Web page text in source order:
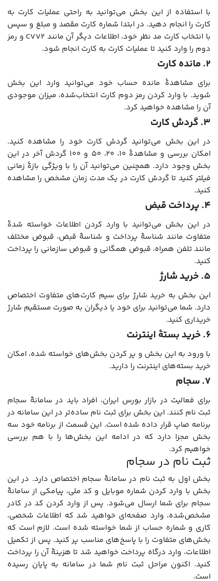
با استفاده از این بخش می‌توانید به راحتی عملیات کارت به
کارت را انجام دهید. در ابتدا شماره کارت مقصد و مبلغ و سپس
با انتخاب کارت مد نظر خود، اطلاعات دیگر آن مانند CVV2 و رمز
دوم را وارد کنید تا عملیات کارت به کارت انجام شود.
۲. مانده کارت
برای مشاهدۀ مانده حساب خود می‌توانید وارد این بخش
شوید. با وارد کردن رمز دوم کارت انتخاب‌شده، میزان موجودی
آن را مشاهده خواهید کرد.
۳. گردش کارت
در این بخش می‌توانید گردش کارت خود را مشاهده کنید.
امکان بررسی و مشاهدۀ ۱۰، ۲۰، ۵۰ و ۱۰۰ گردش آخر در این
بخش وجود دارد. همچنین می‌توانید آن را با ویژگی بازۀ زمانی
فیلتر کنید تا گردش کارت در یک مدت زمان مشخص را مشاهده
کنید.
۴. پرداخت قبض
در این بخش می‌توانید با وارد کردن اطلاعات خواسته شدۀ
متفاوت مانند شناسۀ پرداخت و شناسۀ قبض، قبوض مختلف
مانند تلفن همراه، قبوض همگانی و قبوض سازمانی را پرداخت
کنید.
۵. خرید شارژ
این بخش به خرید شارژ برای سیم کارت‌های متفاوت اختصاص
دارد. شما می‌توانید برای خود یا دیگران به صورت مستقیم شارژ
خریداری کنید.
۶. خرید بستۀ اینترنت
با ورود به این بخش و پر کردن بخش‌های خواسته شده، امکان
خرید بسته‌های اینترنت را دارید.
۷. سجام
برای فعالیت در بازار بورس ایران، افراد باید در سامانۀ سجام
ثبت نام کنند. این بخش برای ثبت نام ساده‌تر در این سامانه در
برنامه صاپ قرار داده شده است. این قسمت از برنامه خود سه
بخش مجزا دارد که در ادامه این بخش‌ها را با هم بررسی
خواهیم کرد.
ثبت نام در سجام
بخش اول به ثبت نام در سامانۀ سجام اختصاص دارد. در این
بخش با وارد کردن شماره موبایل و کد ملی، پیامکی از سامانۀ
سجام برای شما ارسال می‌شود. پس از وارد کردن کد در کادر
مشخص‌شده، وارد صفحه‌ای خواهید شد که اطلاعات شخصی،
کاری و شماره حساب از شما خواسته شده است. لازم است که
بخش‌های متفاوت را با پاسخ‌های مناسب پر کنید. پس از تکمیل
اطلاعات، وارد درگاه پرداخت خواهید شد تا هزینۀ آن را پرداخت
کنید. اکنون مراحل ثبت نام شما در سامانه به پایان رسیده
است.